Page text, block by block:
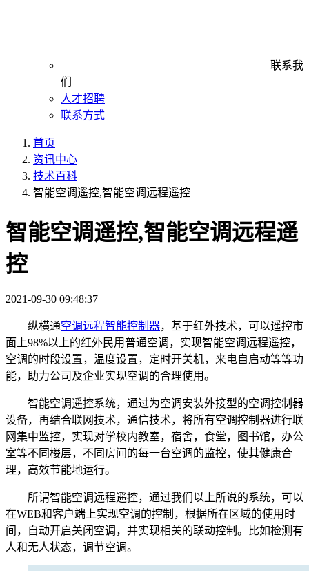
联系我
们
人才招聘
联系方式
首页
资讯中心
技术百科
智能空调遥控,智能空调远程遥控
智能空调遥控,智能空调远程遥
控
2021-09-30 09:48:37
纵横通空调远程智能控制器，基于红外技术，可以遥控市
面上98%以上的红外民用普通空调，实现智能空调远程遥控，
空调的时段设置，温度设置，定时开关机，来电自启动等等功
能，助力公司及企业实现空调的合理使用。
智能空调遥控系统，通过为空调安装外接型的空调控制器
设备，再结合联网技术，通信技术，将所有空调控制器进行联
网集中监控，实现对学校内教室，宿舍，食堂，图书馆，办公
室等不同楼层，不同房间的每一台空调的监控，使其健康合
理，高效节能地运行。
所谓智能空调远程遥控，通过我们以上所说的系统，可以
在WEB和客户端上实现空调的控制，根据所在区域的使用时
间，自动开启关闭空调，并实现相关的联动控制。比如检测有
人和无人状态，调节空调。